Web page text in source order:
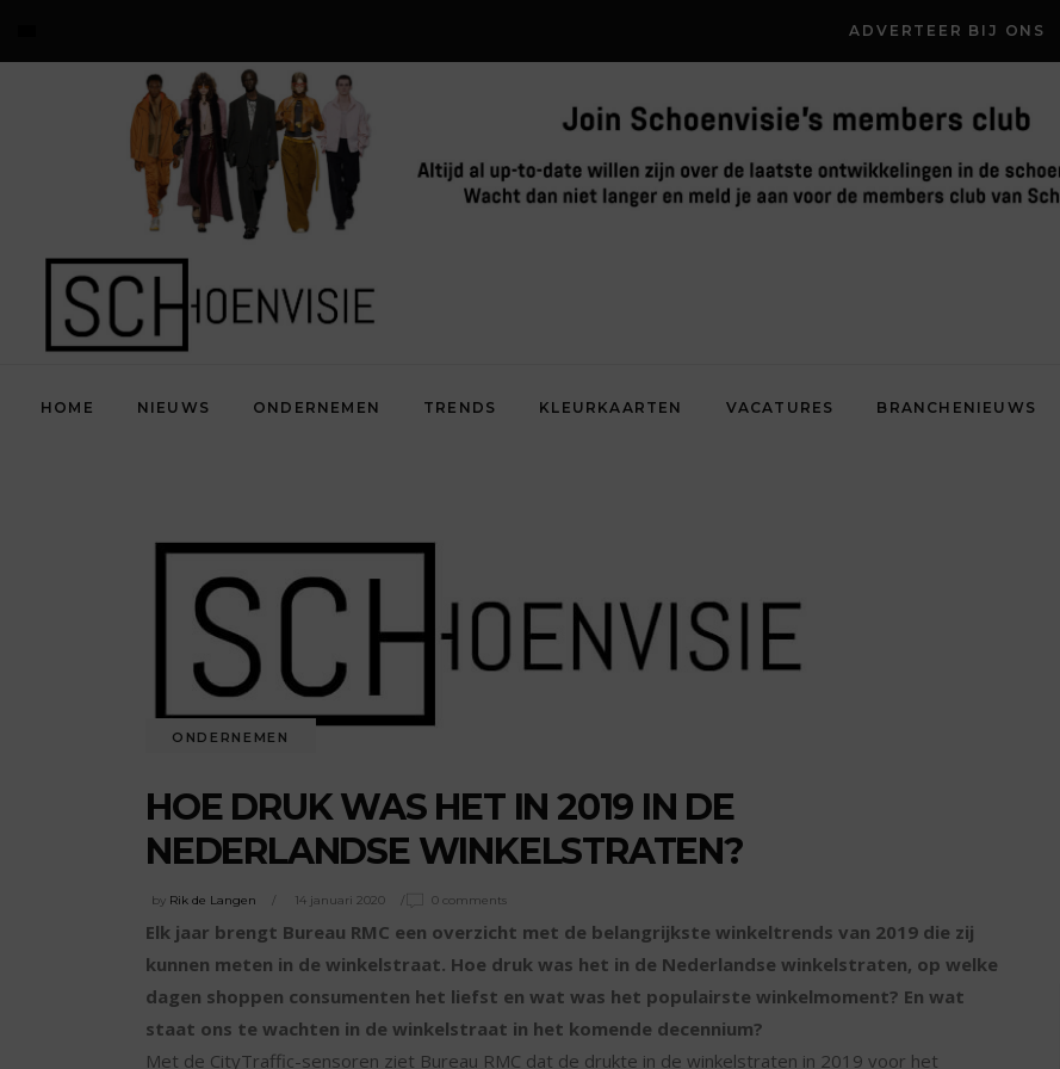
ADVERTEER BIJ ONS
HOME NIEUWS ONDERNEMEN TRENDS KLEURKAARTEN VACATURES BRANCHENIEUWS
ONDERNEMEN
HOE DRUK WAS HET IN 2019 IN DE
NEDERLANDSE WINKELSTRATEN?
by Rik de Langen 14 januari 2020 0 comments
Elk jaar brengt Bureau RMC een overzicht met de belangrijkste winkeltrends van 2019 die zij
kunnen meten in de winkelstraat. Hoe druk was het in de Nederlandse winkelstraten, op welke
dagen shoppen consumenten het liefst en wat was het populairste winkelmoment? En wat
staat ons te wachten in de winkelstraat in het komende decennium?
Met de CityTraffic-sensoren ziet Bureau RMC dat de drukte in de winkelstraten in 2019 voor het